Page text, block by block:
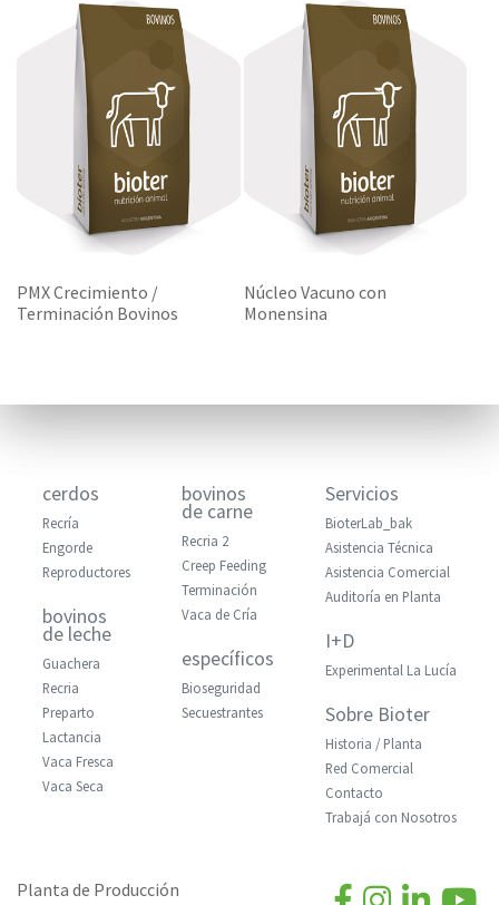
PMX Crecimiento /
Terminación Bovinos
Núcleo Vacuno con
Monensina
cerdos
Recría
Engorde
Reproductores
bovinos
de leche
Guachera
Recria
Preparto
Lactancia
Vaca Fresca
Vaca Seca
bovinos
de carne
Recria 2
Creep Feeding
Terminación
Vaca de Cría
específicos
Bioseguridad
Secuestrantes
Servicios
BioterLab_bak
Asistencia Técnica
Asistencia Comercial
Auditoría en Planta
I+D
Experimental La Lucía
Sobre Bioter
Historia / Planta
Red Comercial
Contacto
Trabajá con Nosotros
Planta de Producción